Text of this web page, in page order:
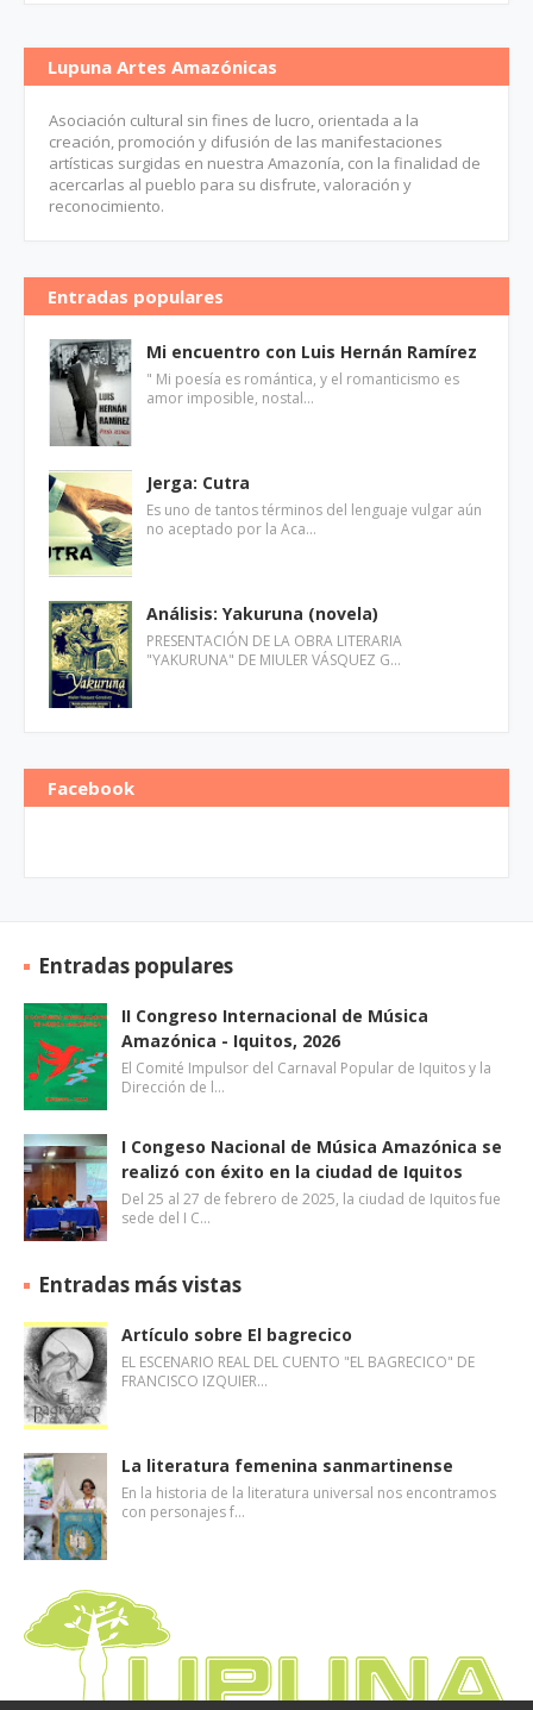
Lupuna Artes Amazónicas
Asociación cultural sin fines de lucro, orientada a la
creación, promoción y difusión de las manifestaciones
artísticas surgidas en nuestra Amazonía, con la finalidad de
acercarlas al pueblo para su disfrute, valoración y
reconocimiento.
Entradas populares
Mi encuentro con Luis Hernán Ramírez
" Mi poesía es romántica, y el romanticismo es
amor imposible, nostal…
Jerga: Cutra
Es uno de tantos términos del lenguaje vulgar aún
no aceptado por la Aca…
Análisis: Yakuruna (novela)
PRESENTACIÓN DE LA OBRA LITERARIA
"YAKURUNA" DE MIULER VÁSQUEZ G…
Facebook
Entradas populares
II Congreso Internacional de Música
Amazónica - Iquitos, 2026
El Comité Impulsor del Carnaval Popular de Iquitos y la
Dirección de l…
I Congeso Nacional de Música Amazónica se
realizó con éxito en la ciudad de Iquitos
Del 25 al 27 de febrero de 2025, la ciudad de Iquitos fue
sede del I C…
Entradas más vistas
Artículo sobre El bagrecico
EL ESCENARIO REAL DEL CUENTO "EL BAGRECICO" DE
FRANCISCO IZQUIER…
La literatura femenina sanmartinense
En la historia de la literatura universal nos encontramos
con personajes f…